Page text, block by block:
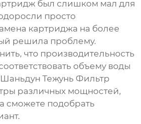
был слишком мал для
просто
картриджа на более
решила проблему.
что производительность
объему воды
Тежунь Фильтр
различных мощностей,
сможете подобрать